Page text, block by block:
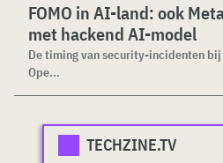
FOMO in AI-land: ook
met hackend AI-model
De timing van security-incidenten
Ope...
TECHZINE.TV